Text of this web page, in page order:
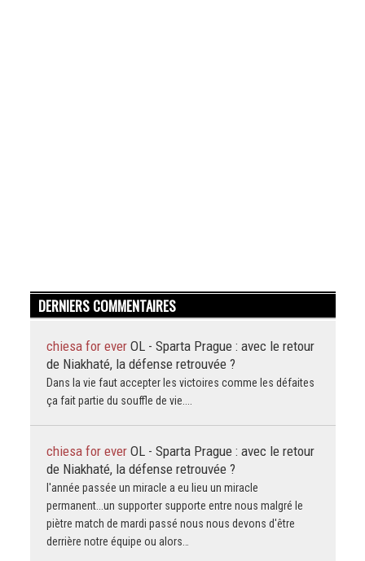
DERNIERS COMMENTAIRES
chiesa for ever OL - Sparta Prague : avec le retour
de Niakhaté, la défense retrouvée ?
Dans la vie faut accepter les victoires comme les défaites
ça fait partie du souffle de vie....
chiesa for ever OL - Sparta Prague : avec le retour
de Niakhaté, la défense retrouvée ?
l'année passée un miracle a eu lieu un miracle
permanent...un supporter supporte entre nous malgré le
piètre match de mardi passé nous nous devons d'être
derrière notre équipe ou alors…